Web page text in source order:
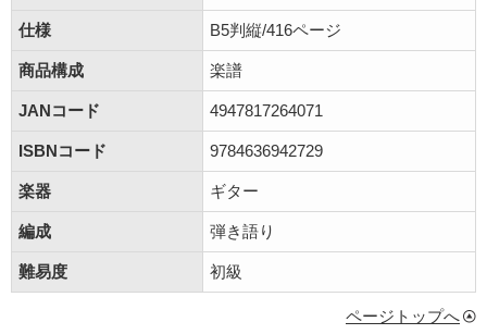
仕様 B5判縦/416ページ
商品構成 楽譜
JANコード 4947817264071
ISBNコード 9784636942729
楽器 ギター
編成 弾き語り
難易度 初級
ページトップへ